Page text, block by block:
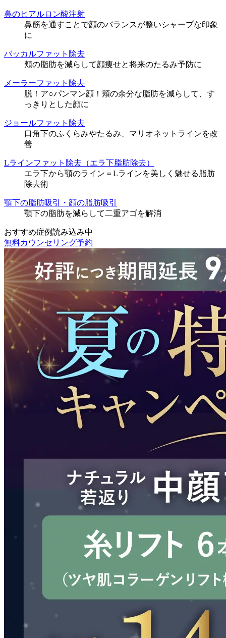
鼻のヒアルロン酸注射
鼻筋を通すことで顔のバランスが整いシャープな印象
に
バッカルファット除去
頬の脂肪を減らして顔痩せと将来のたるみ予防に
メーラーファット除去
脱！ア○パンマン顔！頬の余分な脂肪を減らして、す
っきりとした顔に
ジョールファット除去
口角下のふくらみやたるみ、マリオネットラインを改
善
Lラインファット除去（エラ下脂肪除去）
エラ下から顎のライン＝Lラインを美しく魅せる脂肪
除去術
顎下の脂肪吸引・顔の脂肪吸引
顎下の脂肪を減らして二重アゴを解消
おすすめ症例読み込み中
無料カウンセリング予約